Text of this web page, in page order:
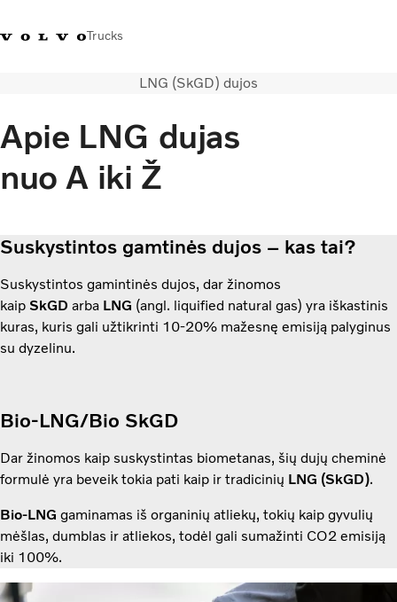
Trucks
Volvo Trucks parduotuvėPrisijungti
Transporto sprendimai
Sunkvežimiai
Paslaugos
Kontaktai
Naujienos
Apie mus
LNG (SkGD) dujos
Apie LNG dujas
nuo A iki Ž
Suskystintos gamtinės dujos – kas tai?
Suskystintos gamintinės dujos, dar žinomos
kaip SkGD arba LNG (angl. liquified natural gas) yra iškastinis
kuras, kuris gali užtikrinti 10-20% mažesnę emisiją palyginus
su dyzelinu.
Bio-LNG/Bio SkGD
Dar žinomos kaip suskystintas biometanas, šių dujų cheminė
formulė yra beveik tokia pati kaip ir tradicinių LNG (SkGD).
Bio-LNG gaminamas iš organinių atliekų, tokių kaip gyvulių
mėšlas, dumblas ir atliekos, todėl gali sumažinti CO2 emisiją
iki 100%.